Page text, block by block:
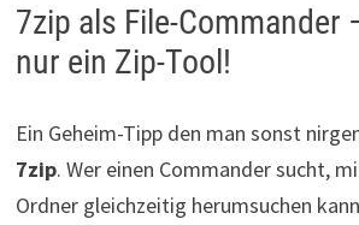
7zip als File-Commander
nur ein Zip-Tool!
Ein Geheim-Tipp den man sonst
7zip. Wer einen Commander sucht,
Ordner gleichzeitig herumsuchen